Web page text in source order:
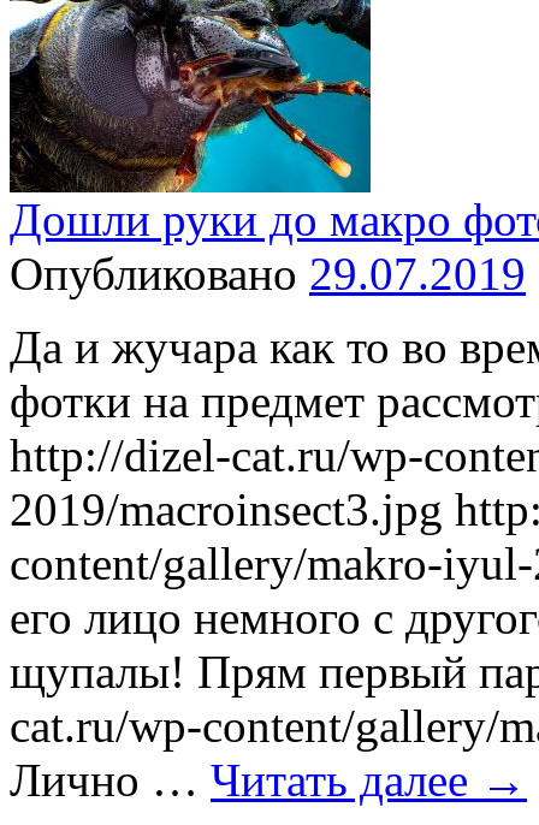
Дошли руки до макро
Опубликовано 29.07.2019
Да и жучара как то во
фотки на предмет
http://dizel-cat.ru/wp-
2019/macroinsect3.jpg
content/gallery/makro-
его лицо немного с
щупалы! Прям первый
cat.ru/wp-content/gallery/
Лично … Читать далее →